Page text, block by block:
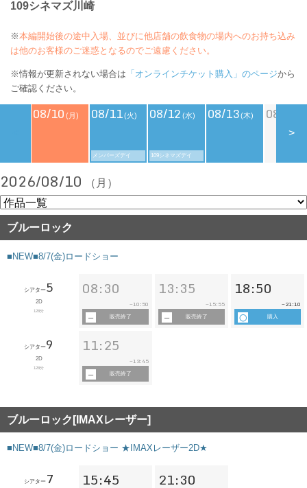
109シネマズ川崎
※本編開始後の途中入場、並びに他店舗の飲食物の場内へのお持ち込み
は他のお客様のご迷惑となるのでご遠慮ください。
※情報が更新されない場合は 「オンラインチケット購入」のページから
ご確認ください。
08/10 (月) 08/11(火)
メンバーズデイ
08/12 (水)
109シネマズデイ
08/13(木) 08/14
>